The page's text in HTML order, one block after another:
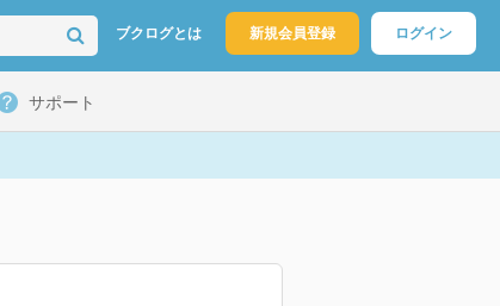
ブクログとは 新規会員登録 ログイン
サポート